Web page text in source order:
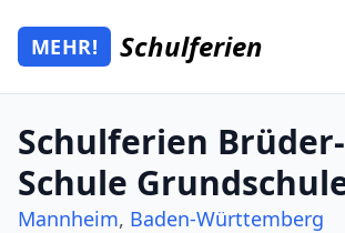
Zum Hauptinhalt springen
Mehr Schulferien
MEHR! Schulferien
Schulferien
Schule
Mannheim, Baden-Württemberg